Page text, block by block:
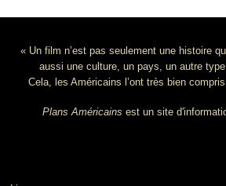
« Un film n’est pas seulement une histoire
aussi une culture, un pays, un autre
Cela, les Américains l’ont très bien
Plans Américains est un site